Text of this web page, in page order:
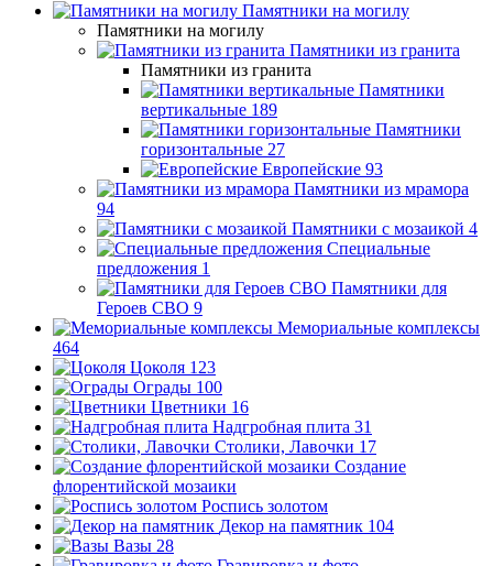
Памятники на могилу
Памятники на могилу
Памятники из гранита
Памятники из гранита
Памятники
вертикальные 189
Памятники
горизонтальные 27
Европейские 93
Памятники из мрамора
94
Памятники с мозаикой 4
Специальные
предложения 1
Памятники для
Героев СВО 9
Мемориальные комплексы
464
Цоколя 123
Ограды 100
Цветники 16
Надгробная плита 31
Столики, Лавочки 17
Создание
флорентийской мозаики
Роспись золотом
Декор на памятник 104
Вазы 28